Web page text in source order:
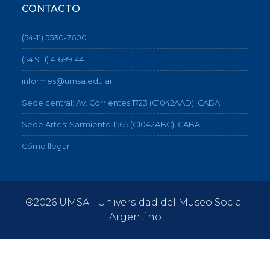
CONTACTO
(54-11) 5530-7600
(54 9 11) 41699144
informes@umsa.edu.ar
Sede central: Av. Corrientes 1723 (C1042AAD), CABA
Sede Artes: Sarmiento 1565 (C1042ABC), CABA
Cómo llegar
®2026 UMSA - Universidad del Museo Social
Argentino